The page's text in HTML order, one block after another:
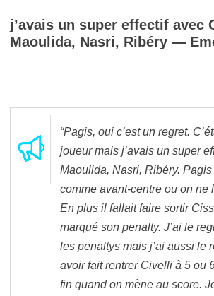
j’avais un super effectif avec
Maoulida, Nasri, Ribéry —
“Pagis, oui c’est un regret.
joueur mais j’avais un super
Maoulida, Nasri, Ribéry.
comme avant-centre ou on ne
En plus il fallait faire sortir
marqué son penalty. J’ai le
les penaltys mais j’ai aussi le
avoir fait rentrer Civelli à 5 ou
fin quand on mène au score.